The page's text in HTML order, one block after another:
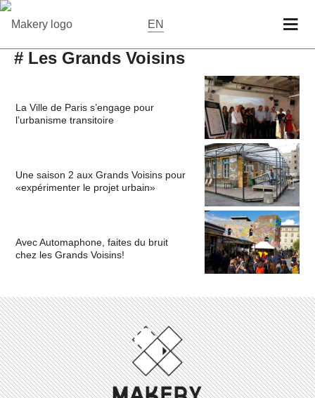
EN
# Les Grands Voisins
La Ville de Paris s’engage pour
l’urbanisme transitoire
Une saison 2 aux Grands Voisins pour
«expérimenter le projet urbain»
Avec Automaphone, faites du bruit
chez les Grands Voisins!